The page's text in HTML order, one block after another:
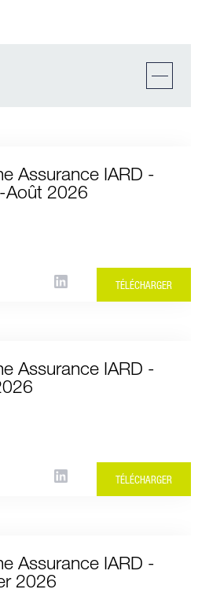
Assurance IARD -
Août 2026
TÉLÉCHARGER
Assurance IARD -
TÉLÉCHARGER
Assurance IARD -
2026